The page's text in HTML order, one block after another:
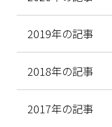
2019年の記事
2018年の記事
2017年の記事